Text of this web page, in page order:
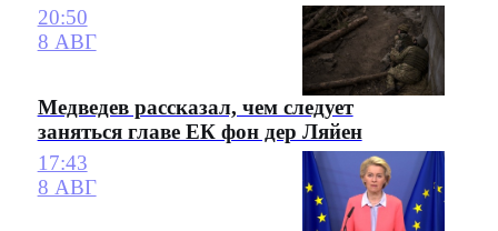
20:50
8 АВГ
Медведев рассказал, чем следует
заняться главе ЕК фон дер Ляйен
17:43
8 АВГ